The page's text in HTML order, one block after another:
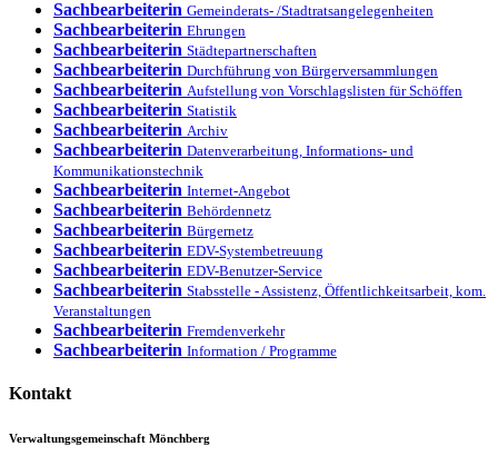
Sachbearbeiterin Gemeinderats- /Stadtratsangelegenheiten
Sachbearbeiterin Ehrungen
Sachbearbeiterin Städtepartnerschaften
Sachbearbeiterin Durchführung von Bürgerversammlungen
Sachbearbeiterin Aufstellung von Vorschlagslisten für Schöffen
Sachbearbeiterin Statistik
Sachbearbeiterin Archiv
Sachbearbeiterin Datenverarbeitung, Informations- und
Kommunikationstechnik
Sachbearbeiterin Internet-Angebot
Sachbearbeiterin Behördennetz
Sachbearbeiterin Bürgernetz
Sachbearbeiterin EDV-Systembetreuung
Sachbearbeiterin EDV-Benutzer-Service
Sachbearbeiterin Stabsstelle - Assistenz, Öffentlichkeitsarbeit, kom.
Veranstaltungen
Sachbearbeiterin Fremdenverkehr
Sachbearbeiterin Information / Programme
Kontakt
Verwaltungsgemeinschaft Mönchberg